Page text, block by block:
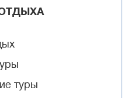
туры